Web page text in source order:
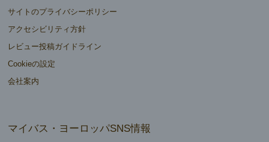
サイトのプライバシーポリシー
アクセシビリティ方針
レビュー投稿ガイドライン
Cookieの設定
会社案内
マイバス・ヨーロッパSNS情報